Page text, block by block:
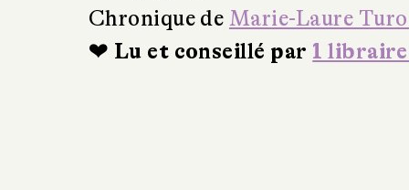
Chronique de Marie-Laure
❤ Lu et conseillé par 1